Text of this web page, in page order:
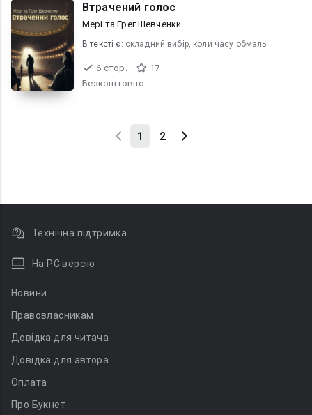
Втрачений голос
Мері та Грег Шевченки
В текcті є: складний вибір, коли часу обмаль
6 стор.
17
Безкоштовно
1 2
Технічна підтримка
На PC версію
Новини
Правовласникам
Довідка для читача
Довідка для автора
Оплата
Про Букнет